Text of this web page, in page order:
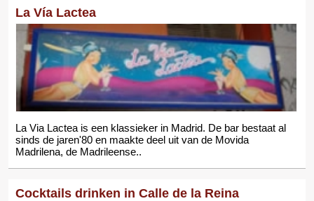
La Vía Lactea
La Via Lactea is een klassieker in Madrid. De bar bestaat al
sinds de jaren'80 en maakte deel uit van de Movida
Madrilena, de Madrileense..
Cocktails drinken in Calle de la Reina